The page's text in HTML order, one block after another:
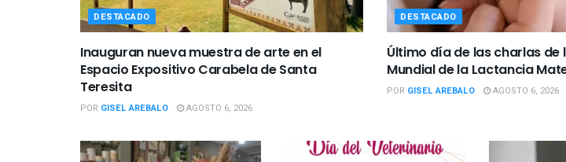
DESTACADO
Inauguran nueva muestra de arte en el
Espacio Expositivo Carabela de Santa
Teresita
POR GISEL AREBALO AGOSTO 6, 2026
DESTACADO
Último día de las charlas de
Mundial de la Lactancia
POR GISEL AREBALO AGOSTO 6, 2026